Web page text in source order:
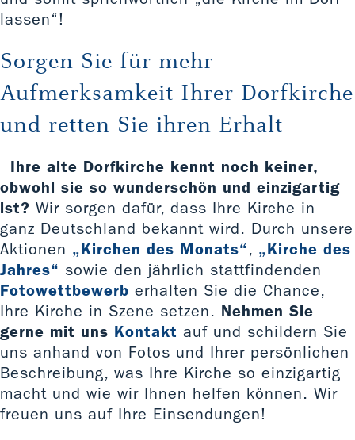
lassen“!
Sorgen Sie für mehr
Aufmerksamkeit Ihrer Dorfkirche
und retten Sie ihren Erhalt
Ihre alte Dorfkirche kennt noch keiner,
obwohl sie so wunderschön und einzigartig
ist? Wir sorgen dafür, dass Ihre Kirche in
ganz Deutschland bekannt wird. Durch unsere
Aktionen „Kirchen des Monats“, „Kirche des
Jahres“ sowie den jährlich stattfindenden
Fotowettbewerb erhalten Sie die Chance,
Ihre Kirche in Szene setzen. Nehmen Sie
gerne mit uns Kontakt auf und schildern Sie
uns anhand von Fotos und Ihrer persönlichen
Beschreibung, was Ihre Kirche so einzigartig
macht und wie wir Ihnen helfen können. Wir
freuen uns auf Ihre Einsendungen!